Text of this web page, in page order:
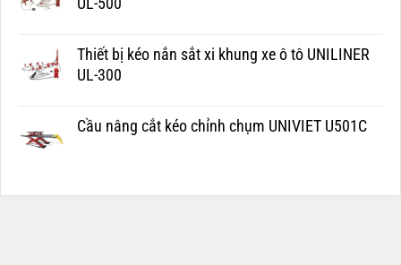
Thiết bị kéo nắn sắt xi khung xe ô tô UNILINER
UL-300
Cầu nâng cắt kéo chỉnh chụm UNIVIET U501C